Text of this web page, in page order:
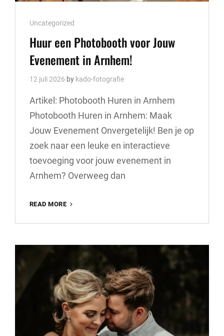
Cat
Links
Uncategorized
Huur een Photobooth voor Jouw
Evenement in Arnhem!
12 juli 2026 by kado-fotografie
Artikel: Photobooth Huren in Arnhem
Photobooth Huren in Arnhem: Maak
Jouw Evenement Onvergetelijk! Ben je op
zoek naar een leuke en interactieve
toevoeging voor jouw evenement in
Arnhem? Overweeg dan
READ MORE
PHOTOBOOTH
JOUW
EVENEMENT
IN
ARNHEM!